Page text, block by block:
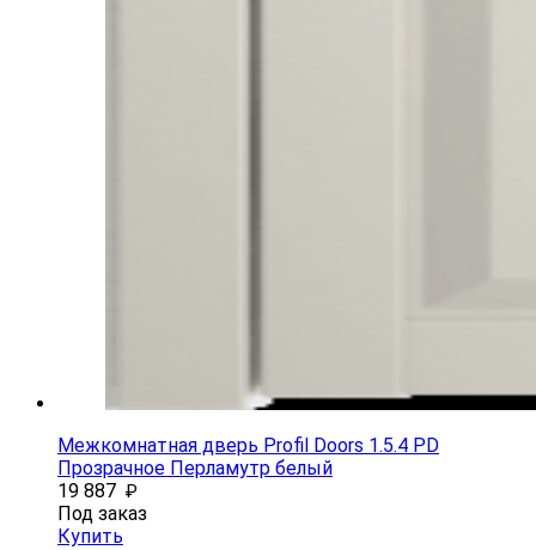
Межкомнатная дверь Profil Doors 1.5.4 PD
Прозрачное Перламутр белый
19 887 ₽
Под заказ
Купить